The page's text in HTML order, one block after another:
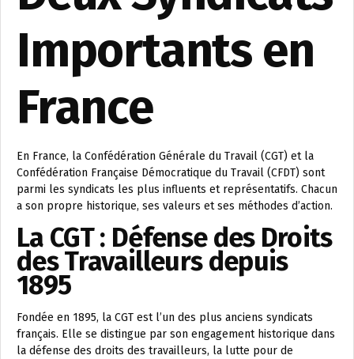
Importants en
France
En France, la Confédération Générale du Travail (CGT) et la
Confédération Française Démocratique du Travail (CFDT) sont
parmi les syndicats les plus influents et représentatifs. Chacun
a son propre historique, ses valeurs et ses méthodes d’action.
La CGT : Défense des Droits
des Travailleurs depuis
1895
Fondée en 1895, la CGT est l’un des plus anciens syndicats
français. Elle se distingue par son engagement historique dans
la défense des droits des travailleurs, la lutte pour de